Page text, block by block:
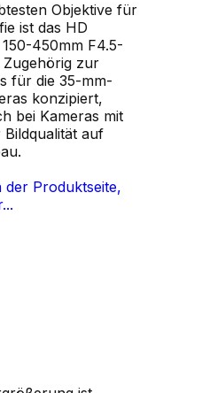
Objektive für
ist das HD
450mm F4.5-
Zugehörig zur
für die 35-mm-
konzipiert,
bei Kameras mit
auf
der Produktseite,